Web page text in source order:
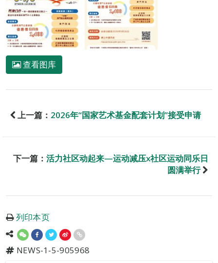
查看图库
上一篇： 2026年“国家艺术基金配套计划”接受申请
下一篇： 活力社区动起来—运动减压x社区运动同乐日
圆满举行
列印本页
NEWS-1-5-905968